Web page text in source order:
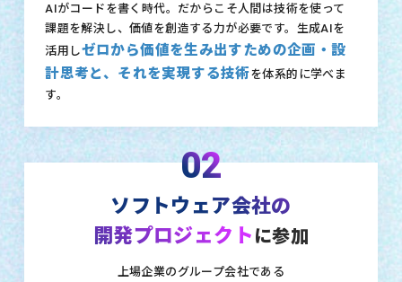
AIがコードを書く時代。だからこそ人間は技術を使って
課題を解決し、価値を創造する力が必要です。生成AIを
活用しゼロから価値を生み出すための企画・設
計思考と、それを実現する技術を体系的に学べま
す。
02
ソフトウェア会社の
開発プロジェクト に参加
上場企業のグループ会社である